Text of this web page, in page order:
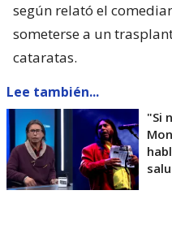
según relató el
someterse a un
cataratas.
Lee también...
"Si